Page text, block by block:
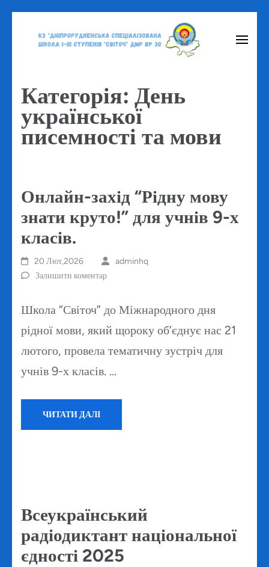
Enter)
Категорія: День
української
писемності та мови
Онлайн-захід “Рідну мову
знати круто!” для учнів 9-х
класів.
20 Лют,2026
adminhq
Залишити коментар
Школа “Світоч” до Міжнародного дня
рідної мови, який щороку об’єднує нас 21
лютого, провела тематичну зустріч для
учнів 9-х класів. …
ЧИТАТИ ДАЛІ
Всеукраїнський
радіодиктант національної
єдності 2025